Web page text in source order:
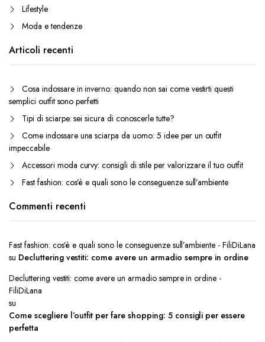
Lifestyle
Moda e tendenze
Articoli recenti
Cosa indossare in inverno: quando non sai come vestirti questi
semplici outfit sono perfetti
Tipi di sciarpe: sei sicura di conoscerle tutte?
Come indossare una sciarpa da uomo: 5 idee per un outfit
impeccabile
Accessori moda curvy: consigli di stile per valorizzare il tuo outfit
Fast fashion: cos’è e quali sono le conseguenze sull’ambiente
Commenti recenti
Fast fashion: cos’è e quali sono le conseguenze sull’ambiente - FiliDiLana
su Decluttering vestiti: come avere un armadio sempre in ordine
Decluttering vestiti: come avere un armadio sempre in ordine -
FiliDiLana
su
Come scegliere l’outfit per fare shopping: 5 consigli per essere
perfetta